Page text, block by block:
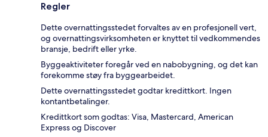
Regler
Dette overnattingsstedet forvaltes av en profesjonell vert,
og overnattingsvirksomheten er knyttet til vedkommendes
bransje, bedrift eller yrke.
Byggeaktiviteter foregår ved en nabobygning, og det kan
forekomme støy fra byggearbeidet.
Dette overnattingsstedet godtar kredittkort. Ingen
kontantbetalinger.
Kredittkort som godtas: Visa, Mastercard, American
Express og Discover